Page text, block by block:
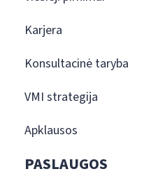
Karjera
Konsultacinė taryba
VMI strategija
Apklausos
PASLAUGOS